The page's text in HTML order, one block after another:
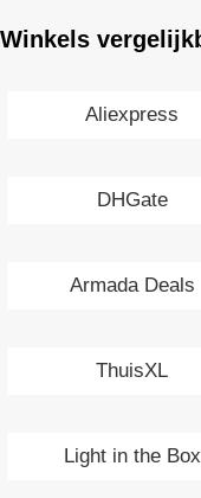
Winkels
Aliexpress
DHGate
Armada Deals
ThuisXL
Light in the Box